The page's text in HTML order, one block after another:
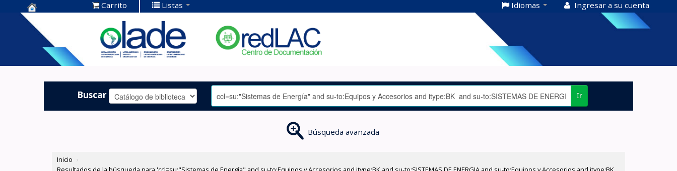
Centro de
Documentación
OLADE -
Carrito Listas Idiomas Ingresar a su cuenta
Buscar Ir
Búsqueda avanzada
Inicio ›